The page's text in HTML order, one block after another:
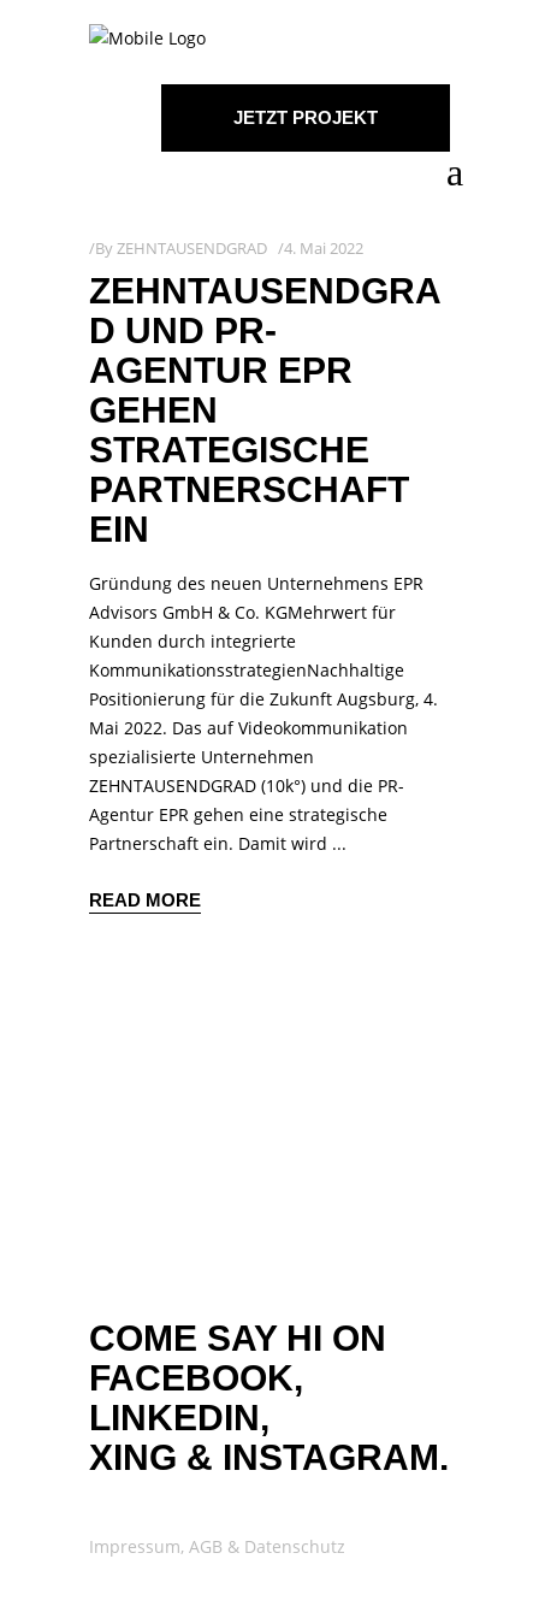
JETZT PROJEKT
ByZEHNTAUSENDGRAD 4. Mai 2022
ZEHNTAUSENDGRA
D UND PR-
AGENTUR EPR
GEHEN
STRATEGISCHE
PARTNERSCHAFT
EIN
Gründung des neuen Unternehmens EPR
Advisors GmbH & Co. KGMehrwert für
Kunden durch integrierte
KommunikationsstrategienNachhaltige
Positionierung für die Zukunft Augsburg, 4.
Mai 2022. Das auf Videokommunikation
spezialisierte Unternehmen
ZEHNTAUSENDGRAD (10k°) und die PR-
Agentur EPR gehen eine strategische
Partnerschaft ein. Damit wird
READ MORE
COME SAY HI ON
FACEBOOK,
LINKEDIN,
XING & INSTAGRAM.
Impressum, AGB & Datenschutz